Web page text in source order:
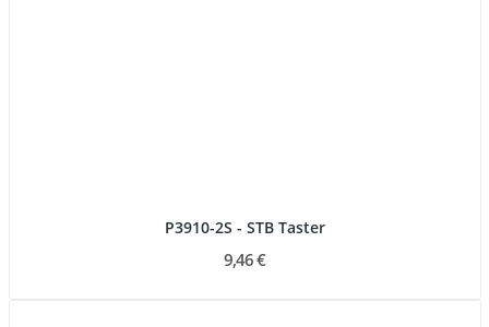
P3910-2S - STB Taster
9,46 €